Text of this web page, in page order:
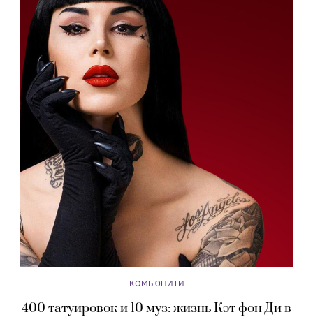
КОМЬЮНИТИ
400 татуировок и 10 муз: жизнь Кэт фон Ди в